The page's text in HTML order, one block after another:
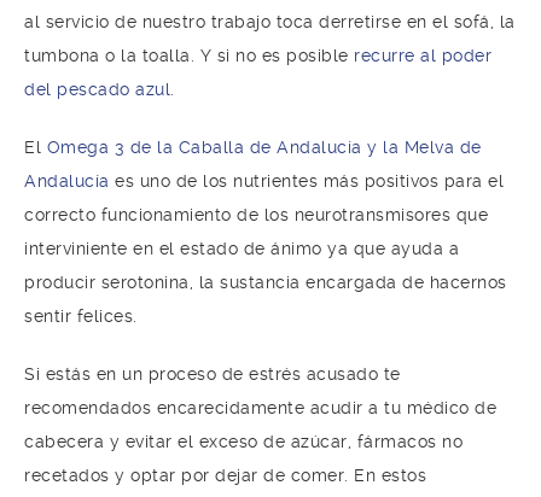
al servicio de nuestro trabajo toca derretirse en el sofá, la
tumbona o la toalla. Y si no es posible recurre al poder
del pescado azul
El Omega 3 de la Caballa de Andalucía y la Melva de
Andalucía es uno de los nutrientes más positivos para el
correcto funcionamiento de los neurotransmisores que
interviniente en el estado de ánimo ya que ayuda a
producir serotonina, la sustancia encargada de hacernos
sentir felices.
Si estás en un proceso de estrés acusado te
recomendados encarecidamente acudir a tu médico de
cabecera y evitar el exceso de azúcar, fármacos no
recetados y optar por dejar de comer. En estos